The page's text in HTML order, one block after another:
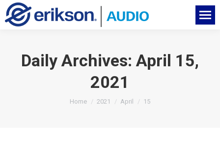
Daily Archives: April 15,
2021
You are here:
Home 2021 April 15